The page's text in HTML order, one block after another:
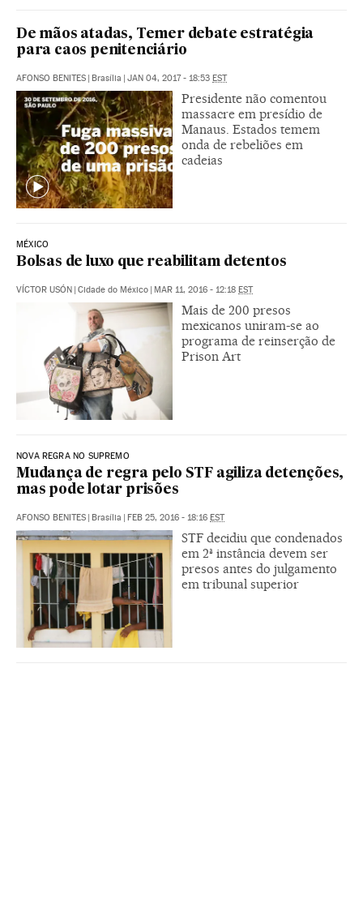
De mãos atadas, Temer debate estratégia
para caos penitenciário
AFONSO BENITES | Brasília | JAN 04, 2017 - 18:53 EST
Presidente não comentou
massacre em presídio de
Manaus. Estados temem
onda de rebeliões em
cadeias
MÉXICO
Bolsas de luxo que reabilitam detentos
VÍCTOR USÓN | Cidade do México | MAR 11, 2016 - 12:18 EST
Mais de 200 presos
mexicanos uniram-se ao
programa de reinserção de
Prison Art
NOVA REGRA NO SUPREMO
Mudança de regra pelo STF agiliza detenções,
mas pode lotar prisões
AFONSO BENITES | Brasília | FEB 25, 2016 - 18:16 EST
STF decidiu que condenados
em 2ª instância devem ser
presos antes do julgamento
em tribunal superior